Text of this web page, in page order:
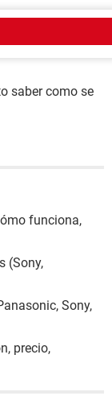
saber como se
funciona,
(Sony,
Sony,
precio,